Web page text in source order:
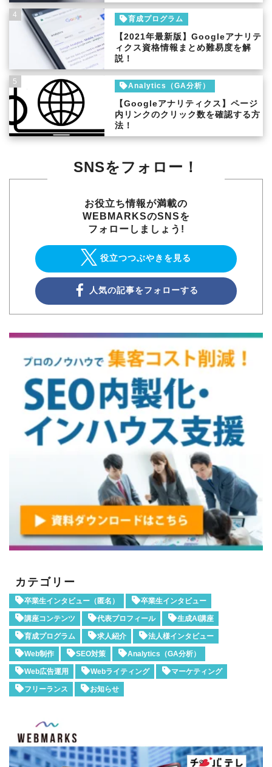
4
育成プログラム
【2021年最新版】Googleアナリテ
ィクス資格情報まとめ難易度を解
説！
5
Analytics（GA分析）
【Googleアナリティクス】ページ
内リンクのクリック数を確認する方
法！
SNSをフォロー！
お役立ち情報が満載の
WEBMARKSのSNSを
フォローしましょう!
役立つつぶやきを見る
人気の記事をフォローする
カテゴリー
卒業生インタビュー（匿名） 卒業生インタビュー
講座コンテンツ 代表プロフィール 生成AI講座
育成プログラム 求人紹介 法人様インタビュー
Web制作 SEO対策 Analytics（GA分析）
Web広告運用 Webライティング マーケティング
フリーランス お知らせ